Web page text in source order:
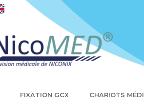
FIXATION GCX CHARIOTS